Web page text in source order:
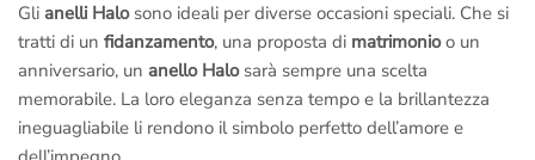
Gli anelli Halosono ideali per diverse occasioni speciali. Che si
tratti di un fidanzamento, una proposta di matrimonioo un
anniversario, un anello Halosarà sempre una scelta
memorabile. La loro eleganza senza tempo e la brillantezza
ineguagliabile li rendono il simbolo perfetto dell’amore e